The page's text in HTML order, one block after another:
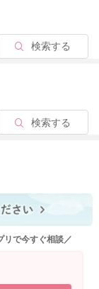
信」ではな
検索できること
です。
ーをよろしく
検索する
検索する
リで今すぐ相談／